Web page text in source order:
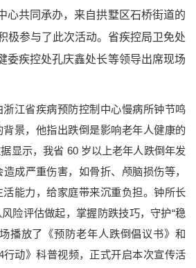
心共同承办，来自拱墅区石桥街道的
极参与了此次活动。省疾控局卫免处
委疾控处孔庆鑫处长等领导出席现场
省疾病预防控制中心慢病所钟节鸣
景，他指出跌倒是影响老年人健康的
显示，我省 60 岁以上老年人跌倒年发
成严重伤害，如骨折、颅脑损伤等，
能力，给家庭带来沉重负担。钟所长
险评估做起，掌握防跌技巧，守护“稳
播放了《预防老年人跌倒倡议书》和
行动》科普视频，正式开启本次宣传活